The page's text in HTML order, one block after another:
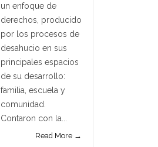
un enfoque de
derechos, producido
por los procesos de
desahucio en sus
principales espacios
de su desarrollo:
familia, escuela y
comunidad.
Contaron con la...
Read More →